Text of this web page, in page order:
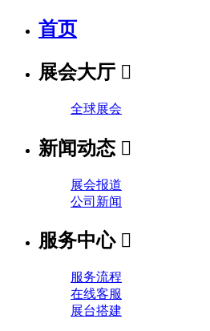
首页
展会大厅 
全球展会
新闻动态 
展会报道
公司新闻
服务中心 
服务流程
在线客服
展台搭建